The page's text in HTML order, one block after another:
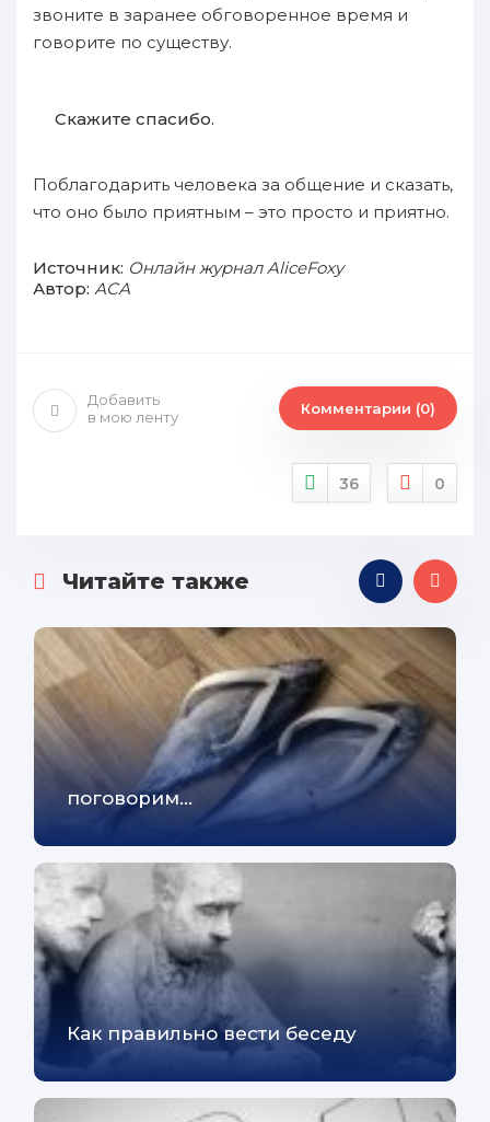
звоните в заранее обговоренное время и
говорите по существу.
Скажите спасибо.
Поблагодарить человека за общение и сказать,
что оно было приятным – это просто и приятно.
Источник: Онлайн журнал AliceFoxy
Автор: АСА
Добавить
в мою ленту
Комментарии (0)
36 0
Читайте также
поговорим...
Как правильно вести беседу